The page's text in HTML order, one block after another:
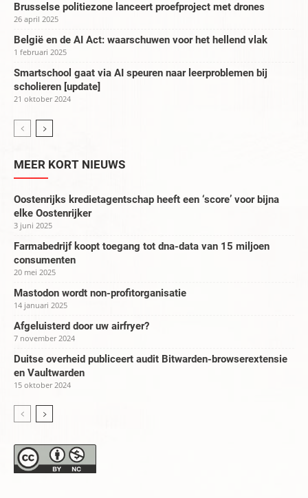
Brusselse politiezone lanceert proefproject met drones
26 april 2025
België en de AI Act: waarschuwen voor het hellend vlak
1 februari 2025
Smartschool gaat via AI speuren naar leerproblemen bij
scholieren [update]
21 oktober 2024
MEER KORT NIEUWS
Oostenrijks kredietagentschap heeft een ‘score’ voor bijna
elke Oostenrijker
3 juni 2025
Farmabedrijf koopt toegang tot dna-data van 15 miljoen
consumenten
20 mei 2025
Mastodon wordt non-profitorganisatie
14 januari 2025
Afgeluisterd door uw airfryer?
7 november 2024
Duitse overheid publiceert audit Bitwarden-browserextensie
en Vaultwarden
15 oktober 2024